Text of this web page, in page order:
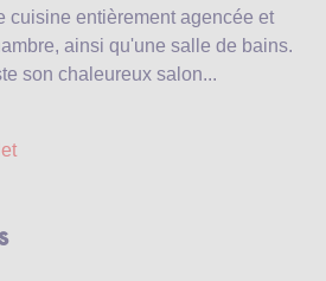
cuisine entièrement agencée et
ainsi qu'une salle de bains.
son chaleureux salon...